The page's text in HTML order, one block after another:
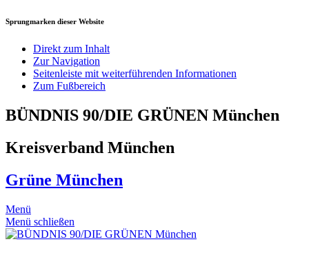
Sprungmarken dieser Website
Direkt zum Inhalt
Zur Navigation
Seitenleiste mit weiterführenden Informationen
Zum Fußbereich
BÜNDNIS 90/DIE GRÜNEN München
Kreisverband München
Grüne München
Menü
Menü schließen